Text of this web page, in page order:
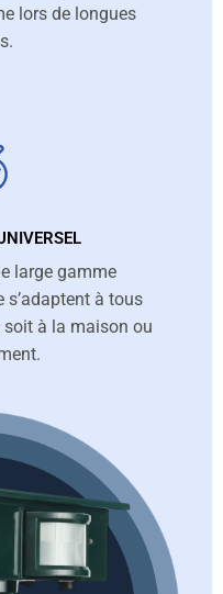
lors de longues
large gamme
s’adaptent à tous
soit à la maison ou